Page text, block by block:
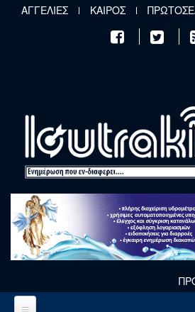
Παράκαμψη προς το κυρίως
ΑΓΓΕΛΙΕΣ ΚΑΙΡΟΣ